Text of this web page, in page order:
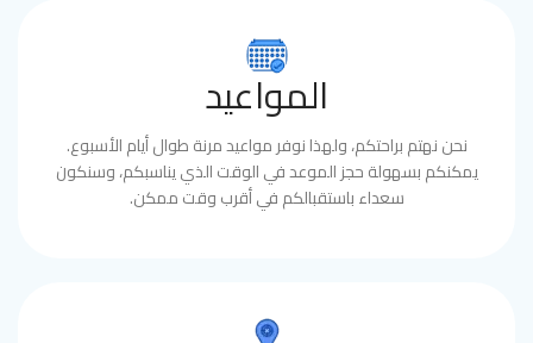
المواعيد
نحن نهتم براحتكم، ولهذا نوفر مواعيد مرنة طوال أيام الأسبوع.
يمكنكم بسهولة حجز الموعد في الوقت الذي يناسبكم، وسنكون
سعداء باستقبالكم في أقرب وقت ممكن.